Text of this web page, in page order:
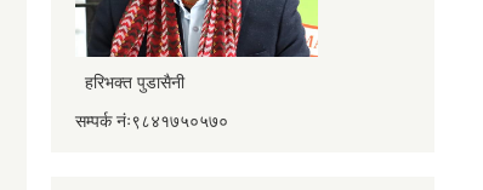
हरिभक्त पुडासैनी
सम्पर्क नंः९८४१७५०५७०